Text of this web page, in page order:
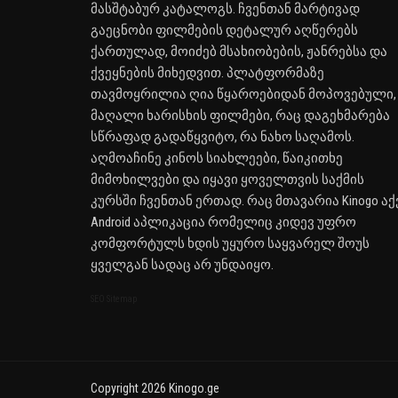
მასშტაბურ კატალოგს. ჩვენთან მარტივად
გაეცნობი ფილმების დეტალურ აღწერებს
ქართულად, მოიძებ მსახიობების, ჟანრებსა და
ქვეყნების მიხედვით. პლატფორმაზე
თავმოყრილია ღია წყაროებიდან მოპოვებული,
მაღალი ხარისხის ფილმები, რაც დაგეხმარება
სწრაფად გადაწყვიტო, რა ნახო საღამოს.
აღმოაჩინე კინოს სიახლეები, წაიკითხე
მიმოხილვები და იყავი ყოველთვის საქმის
კურსში ჩვენთან ერთად. რაც მთავარია Kinogo
Android აპლიკაცია რომელიც კიდევ უფრო
კომფორტულს ხდის უყურო საყვარელ შოუს
ყველგან სადაც არ უნდაიყო.
Copyright 2026 Kinogo.ge